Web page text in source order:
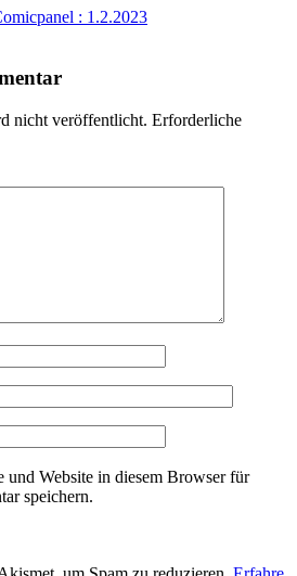
: 1.2.2023
nicht veröffentlicht. Erforderliche
und Website in diesem Browser für
speichern.